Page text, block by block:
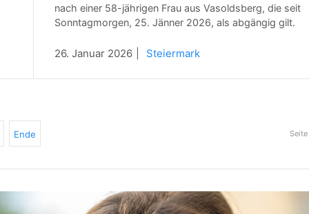
nach einer 58-jährigen Frau aus Vasoldsberg, die seit
Sonntagmorgen, 25. Jänner 2026, als abgängig gilt.
26. Januar 2026 Steiermark
Ende Seite